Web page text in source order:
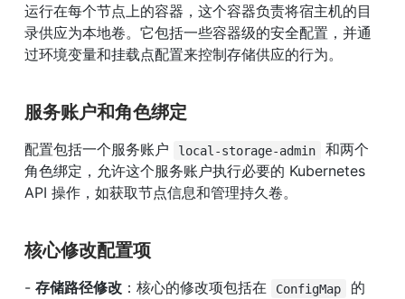
运行在每个节点上的容器，这个容器负责将宿主机的目
录供应为本地卷。它包括一些容器级的安全配置，并通
过环境变量和挂载点配置来控制存储供应的行为。
服务账户和角色绑定
配置包括一个服务账户 local-storage-admin
和两个
角色绑定，允许这个服务账户执行必要的 Kubernetes
API 操作，如获取节点信息和管理持久卷。
核心修改配置项
- 存储路径修改 ：核心的修改项包括在 ConfigMap